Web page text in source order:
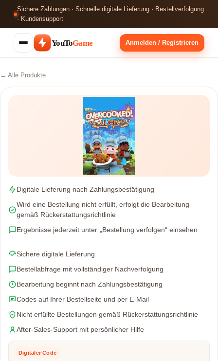
Sichere Zahlungen · Schnelle digitale Lieferung · Bestellverfolgung
· Kundensupport
YouToGame Anmelden / Registrieren
← Alle Produkte
Digitale Lieferung nach Zahlungsbestätigung
Wird eine Bestellung nicht erfüllt, erfolgt die Bearbeitung
gemäß Rückerstattungsrichtlinie
Ergebnisse jederzeit unter „Bestellung verfolgen“ einsehen
Sichere digitale Lieferung
Bestellabfrage mit vollständiger Nachverfolgung
Bearbeitung beginnt nach Zahlungsbestätigung
Codes auf Ihrer Bestellseite und per E-Mail
Nicht erfüllte Bestellungen gemäß Rückerstattungsrichtlinie
After-Sales-Support mit persönlicher Hilfe
Digitaler Code